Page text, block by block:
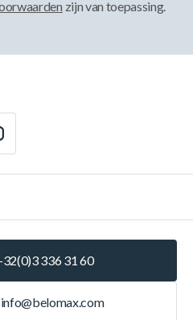
zijn van toepassing.
336 31 60
info@belomax.com